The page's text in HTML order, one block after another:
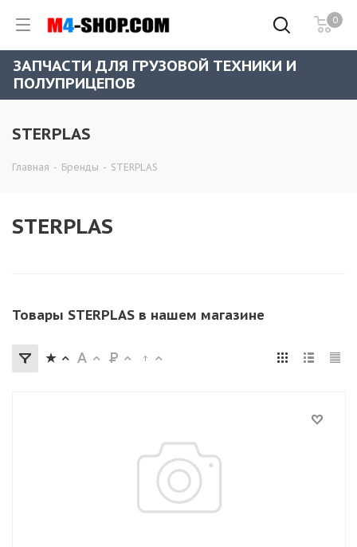
0
ЗАПЧАСТИ ДЛЯ ГРУЗОВОЙ ТЕХНИКИ И
ПОЛУПРИЦЕПОВ
STERPLAS
Главная - Бренды - STERPLAS
STERPLAS
Товары STERPLAS в нашем магазине